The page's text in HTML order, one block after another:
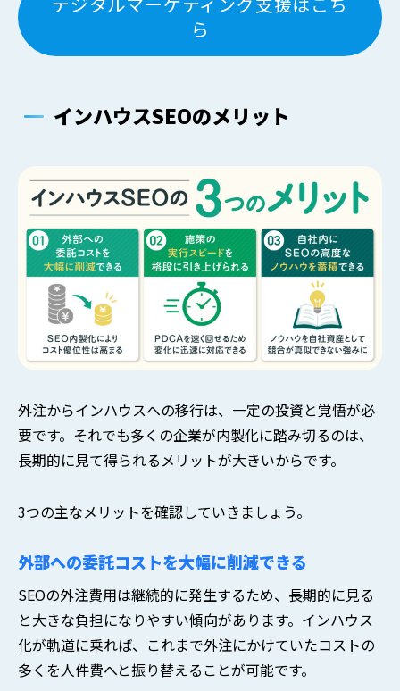
ら
インハウスSEOのメリット
外注からインハウスへの移行は、一定の投資と覚悟が必
要です。それでも多くの企業が内製化に踏み切るのは、
長期的に見て得られるメリットが大きいからです。
3つの主なメリットを確認していきましょう。
外部への委託コストを大幅に削減できる
SEOの外注費用は継続的に発生するため、長期的に見る
と大きな負担になりやすい傾向があります。インハウス
化が軌道に乗れば、これまで外注にかけていたコストの
多くを人件費へと振り替えることが可能です。